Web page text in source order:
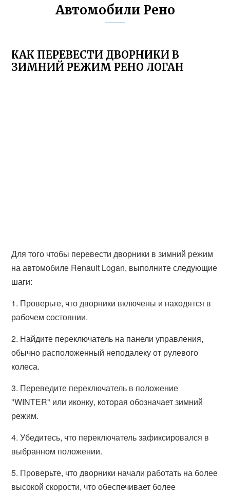
Автомобили Рено
КАК ПЕРЕВЕСТИ ДВОРНИКИ В
ЗИМНИЙ РЕЖИМ РЕНО ЛОГАН
Для того чтобы перевести дворники в зимний режим
на автомобиле Renault Logan, выполните следующие
шаги:
1. Проверьте, что дворники включены и находятся в
рабочем состоянии.
2. Найдите переключатель на панели управления,
обычно расположенный неподалеку от рулевого
колеса.
3. Переведите переключатель в положение
"WINTER" или иконку, которая обозначает зимний
режим.
4. Убедитесь, что переключатель зафиксировался в
выбранном положении.
5. Проверьте, что дворники начали работать на более
высокой скорости, что обеспечивает более